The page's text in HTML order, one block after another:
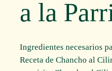
a la
Ingredientes necesarios
Receta de Chancho al